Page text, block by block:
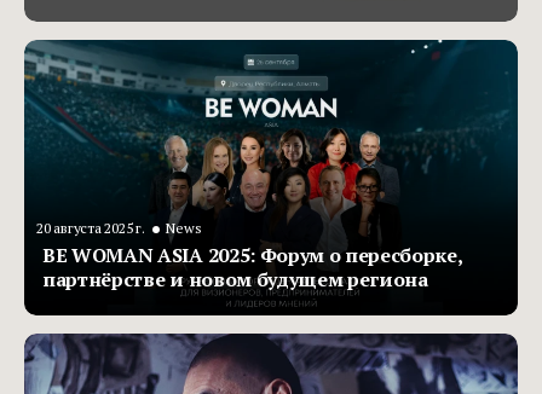
20 августа 2025 г. • News
BE WOMAN ASIA 2025: Форум о пересборке,
партнёрстве и новом будущем региона